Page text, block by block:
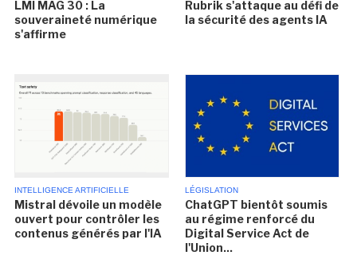
LMI MAG 30 : La
souveraineté numérique
s'affirme
Rubrik s'attaque au défi de
la sécurité des agents IA
INTELLIGENCE ARTIFICIELLE
Mistral dévoile un modèle
ouvert pour contrôler les
contenus générés par l'IA
LÉGISLATION
ChatGPT bientôt soumis
au régime renforcé du
Digital Service Act de
l'Union...